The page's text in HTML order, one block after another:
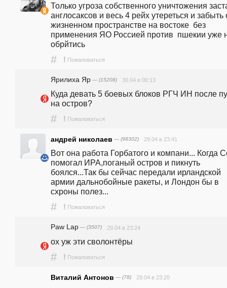
Только угроза собственного уничтожения
англосаксов и весь 4 рейх утереться и забыть
жизненном пространстве на востоке  без
применения ЯО Россией против  пшекии уже
обрйтись
# ! Пожаловаться
Ярилиха Яр — (15208) 30.04 в 00:13
Куда девать 5 боевых блоков РГЧ ИН после
на остров?
# ! Пожаловаться
aндрей николаев — (98302) 29.04 в 23:41
Вот она работа Горбатого и компани... Когда
помогал ИРА,поганый остров и пикнуть
боялся...Так бы сейчас передали ирландской
армии дальнобойные ракеты, и Лондон бы в
схроны полез...
# ! Пожаловаться
Paw Lap — (3507) 29.04 в 23:24
ох уж эти сволонтёры
# ! Пожаловаться
Виталий Антонов — (78) 29.04 в 23:20